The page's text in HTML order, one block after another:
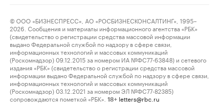
© ООО «БИЗНЕСПРЕСС», АО «РОСБИЗНЕСКОНСАЛТИНГ», 1995–
2026. Сообщения и материалы информационного агентства «РБК»
(свидетельство о регистрации средства массовой информации
выдано Федеральной службой по надзору в сфере связи,
информационных технологий и массовых коммуникаций
(Роскомнадзор) 09.12.2015 за номером ИА №ФС77-63848) и сетевого
издания «РБК» (свидетельство о регистрации средства массовой
информации выдано Федеральной службой по надзору в сфере связи,
информационных технологий и массовых коммуникаций
(Роскомнадзор) 03.12.2021 за номером ЭЛ №ФС77-82385)
сопровождаются пометкой «РБК».
18+ letters@rbc.ru